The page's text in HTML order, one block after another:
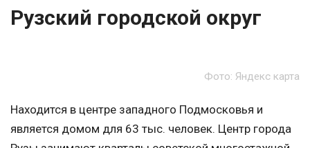
Рузский городской округ
Фото: Яндекс карта
Находится в центре западного Подмосковья и
является домом для 63 тыс. человек. Центр города